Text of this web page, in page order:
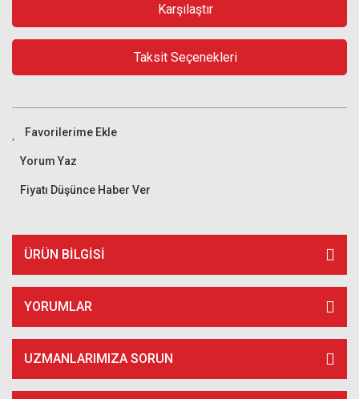
Karşılaştır
Taksit Seçenekleri
Yorum Yaz
Fiyatı Düşünce Haber Ver
ÜRÜN BILGISI
YORUMLAR
UZMANLARIMIZA SORUN